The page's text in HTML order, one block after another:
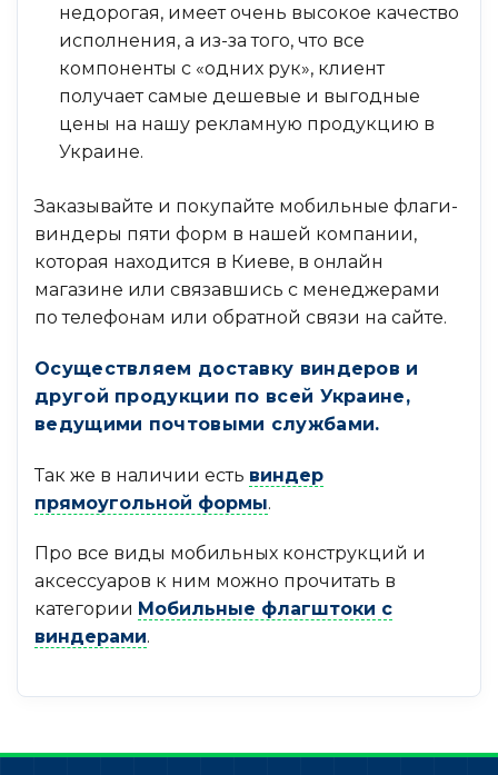
недорогая, имеет очень высокое качество
исполнения, а из-за того, что все
компоненты с «одних рук», клиент
получает самые дешевые и выгодные
цены на нашу рекламную продукцию в
Украине.
Заказывайте и покупайте мобильные флаги-
виндеры пяти форм в нашей компании,
которая находится в Киеве, в онлайн
магазине или связавшись с менеджерами
по телефонам или обратной связи на сайте.
Осуществляем доставку виндеров и
другой продукции по всей Украине,
ведущими почтовыми службами.
Так же в наличии есть виндер
прямоугольной формы.
Про все виды мобильных конструкций и
аксессуаров к ним можно прочитать в
категории Мобильные флагштоки с
виндерами.